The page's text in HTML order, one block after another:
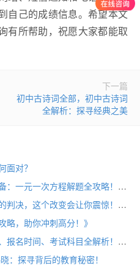
自己的成绩信息。希望本文
有所帮助，祝愿大家都能取
下一篇
初中古诗词全部，初中古诗词
全解析：探寻经典之美
面对？
中考一元一次方程，中考数学必备：一元一次方程解题全攻略！
中考考试号，中考号不再是命运的判决，这个改变会让你震惊！
略，助你冲刺高分！》
伊春中考，伊春中考：备战攻略、报名时间、考试科目全解析！
：探寻背后的教育秘密！